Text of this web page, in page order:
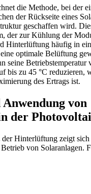
die Methode, bei der
der Rückseite eines
geschaffen wird.
der zur Kühlung der
Hinterlüftung häufig in
optimale Belüftung
seine Betriebstemperatur
bis zu 45 °C reduzieren,
des Ertrags ist.
von
der
Hinterlüftung zeigt sich
von Solaranlagen.